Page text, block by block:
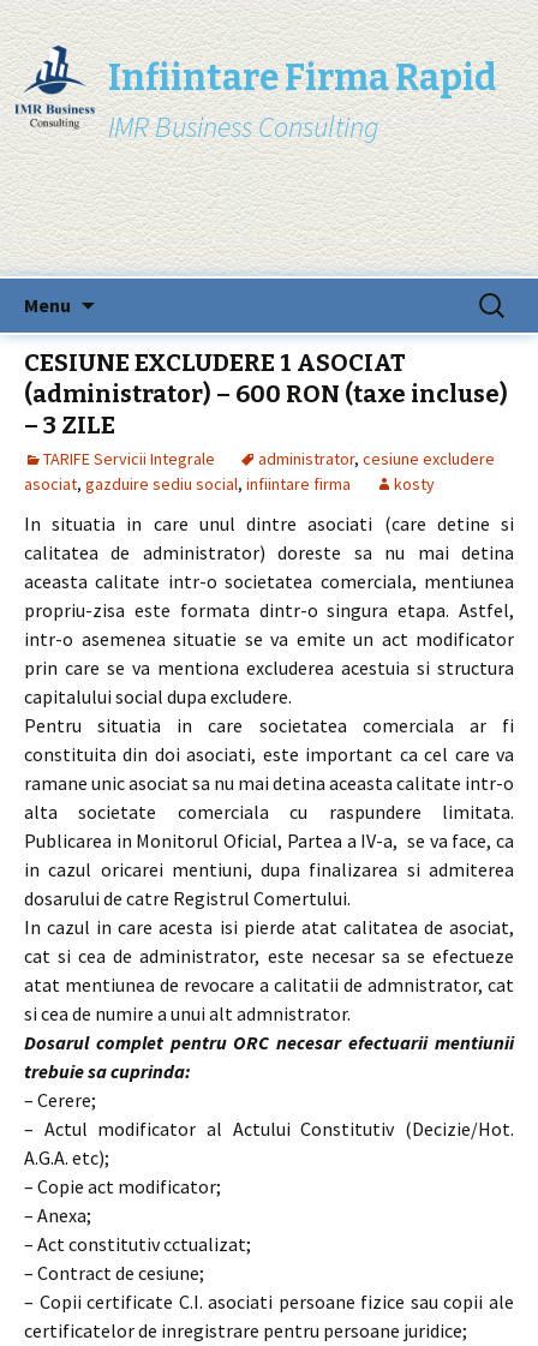
Infiintare Firma Rapid
IMR Business Consulting
Menu
content
Search
for:
CESIUNE EXCLUDERE 1 ASOCIAT
(administrator) – 600 RON (taxe incluse)
– 3 ZILE
TARIFE Servicii Integrale administrator, cesiune excludere
asociat, gazduire sediu social, infiintare firma kosty
In situatia in care unul dintre asociati (care detine si
calitatea de administrator) doreste sa nu mai detina
aceasta calitate intr-o societatea comerciala, mentiunea
propriu-zisa este formata dintr-o singura etapa. Astfel,
intr-o asemenea situatie se va emite un act modificator
prin care se va mentiona excluderea acestuia si structura
capitalului social dupa excludere.
Pentru situatia in care societatea comerciala ar fi
constituita din doi asociati, este important ca cel care va
ramane unic asociat sa nu mai detina aceasta calitate intr-o
alta societate comerciala cu raspundere limitata.
Publicarea in Monitorul Oficial, Partea a IV-a, se va face, ca
in cazul oricarei mentiuni, dupa finalizarea si admiterea
dosarului de catre Registrul Comertului.
In cazul in care acesta isi pierde atat calitatea de asociat,
cat si cea de administrator, este necesar sa se efectueze
atat mentiunea de revocare a calitatii de admnistrator, cat
si cea de numire a unui alt admnistrator.
Dosarul complet pentru ORC necesar efectuarii mentiunii
trebuie sa cuprinda:
– Cerere;
– Actul modificator al Actului Constitutiv (Decizie/Hot.
A.G.A. etc);
– Copie act modificator;
– Anexa;
– Act constitutiv cctualizat;
– Contract de cesiune;
– Copii certificate C.I. asociati persoane fizice sau copii ale
certificatelor de inregistrare pentru persoane juridice;